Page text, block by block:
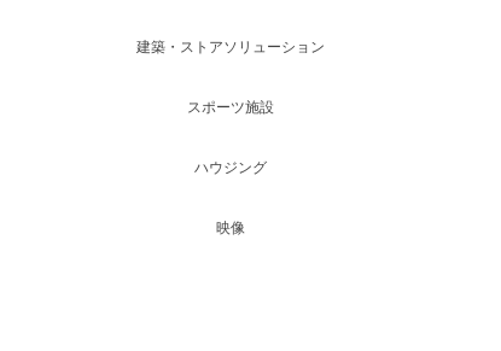
建築・ストアソリューション
スポーツ施設
ハウジング
映像